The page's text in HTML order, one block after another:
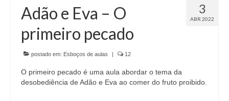
3
ABR 2022
Adão e Eva – O
primeiro pecado
postado em: Esboços de aulas 12
O primeiro pecado é uma aula abordar o tema da
desobediência de Adão e Eva ao comer do fruto proibido.